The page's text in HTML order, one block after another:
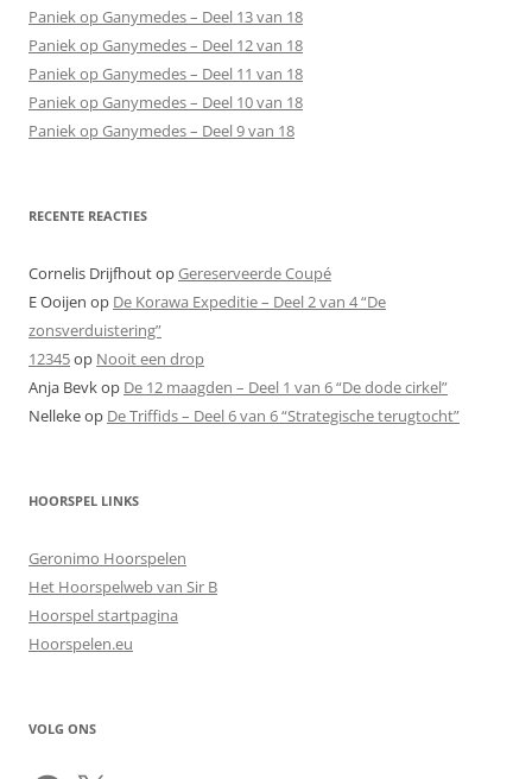
Paniek op Ganymedes – Deel 13 van 18
Paniek op Ganymedes – Deel 12 van 18
Paniek op Ganymedes – Deel 11 van 18
Paniek op Ganymedes – Deel 10 van 18
Paniek op Ganymedes – Deel 9 van 18
RECENTE REACTIES
Cornelis DrijfhoutopGereserveerde Coupé
E Ooijen op De Korawa Expeditie – Deel 2 van 4 “De
zonsverduistering”
12345op Nooit een drop
Anja Bevkop De 12 maagden – Deel 1 van 6 “De dode cirkel”
Nellekeop De Triffids – Deel 6 van 6 “Strategische terugtocht”
HOORSPEL LINKS
Geronimo Hoorspelen
Het Hoorspelweb van Sir B
Hoorspel startpagina
Hoorspelen.eu
VOLG ONS